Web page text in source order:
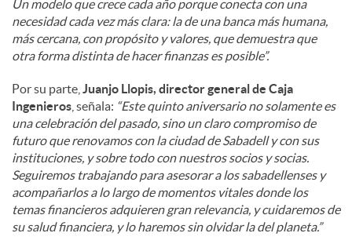
Un modelo que crece cada año porque conecta con una
necesidad cada vez más clara: la de una banca más humana,
más cercana, con propósito y valores, que demuestra que
otra forma distinta de hacer finanzas es posible”.
Por su parte, Juanjo Llopis, director general de Caja
Ingenieros , señala: “Este quinto aniversario no solamente es
una celebración del pasado, sino un claro compromiso de
futuro que renovamos con la ciudad de Sabadell y con sus
instituciones, y sobre todo con nuestros socios y socias.
Seguiremos trabajando para asesorar a los sabadellenses y
acompañarlos a lo largo de momentos vitales donde los
temas financieros adquieren gran relevancia, y cuidaremos de
su salud financiera, y lo haremos sin olvidar la del planeta.”